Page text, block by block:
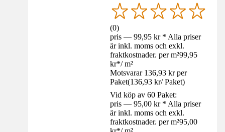
(0)
pris — 99,95 kr * Alla priser
är inkl. moms och exkl.
fraktkostnader. per m²99,95
kr*/ m²
Motsvarar 136,93 kr per
Paket(136,93 kr/ Paket)
Vid köp av 60 Paket:
pris — 95,00 kr * Alla priser
är inkl. moms och exkl.
fraktkostnader. per m²95,00